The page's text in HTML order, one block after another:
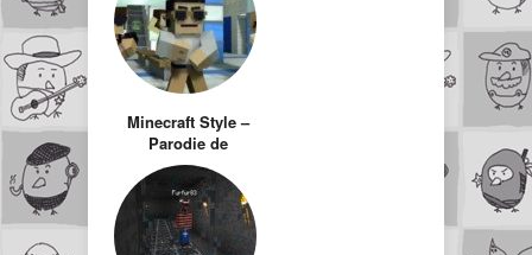
Minecraft Style –
Parodie de
gangnam style